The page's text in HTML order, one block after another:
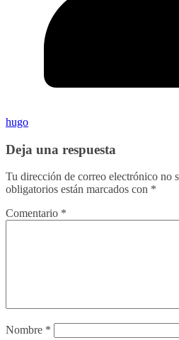
hugo
Deja una respuesta
Tu dirección de correo electrónico no
obligatorios están marcados con *
Comentario *
Nombre *